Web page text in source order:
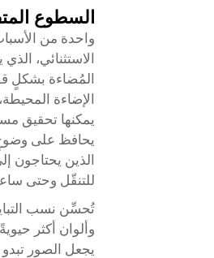
السطوع
الاستثنائي،
يحافظ على وضوحٍ
الذين يحتاجون
للتنقّل وحتى
وألوان أكثر
يجعل الصور تبدو